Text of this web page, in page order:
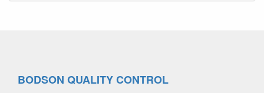
BODSON QUALITY CONTROL